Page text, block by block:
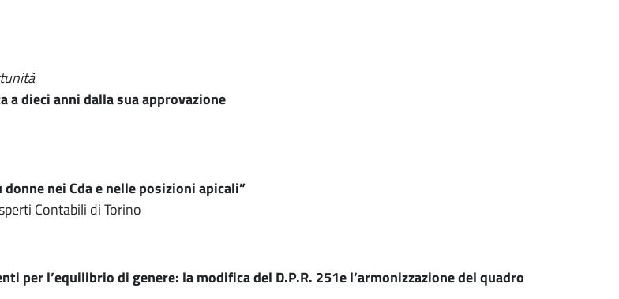
dieci anni dalla sua approvazione
nei Cda e nelle posizioni apicali”
Contabili di Torino
per l’equilibrio di genere: la modifica del D.P.R. 251e l’armonizzazione del quadro